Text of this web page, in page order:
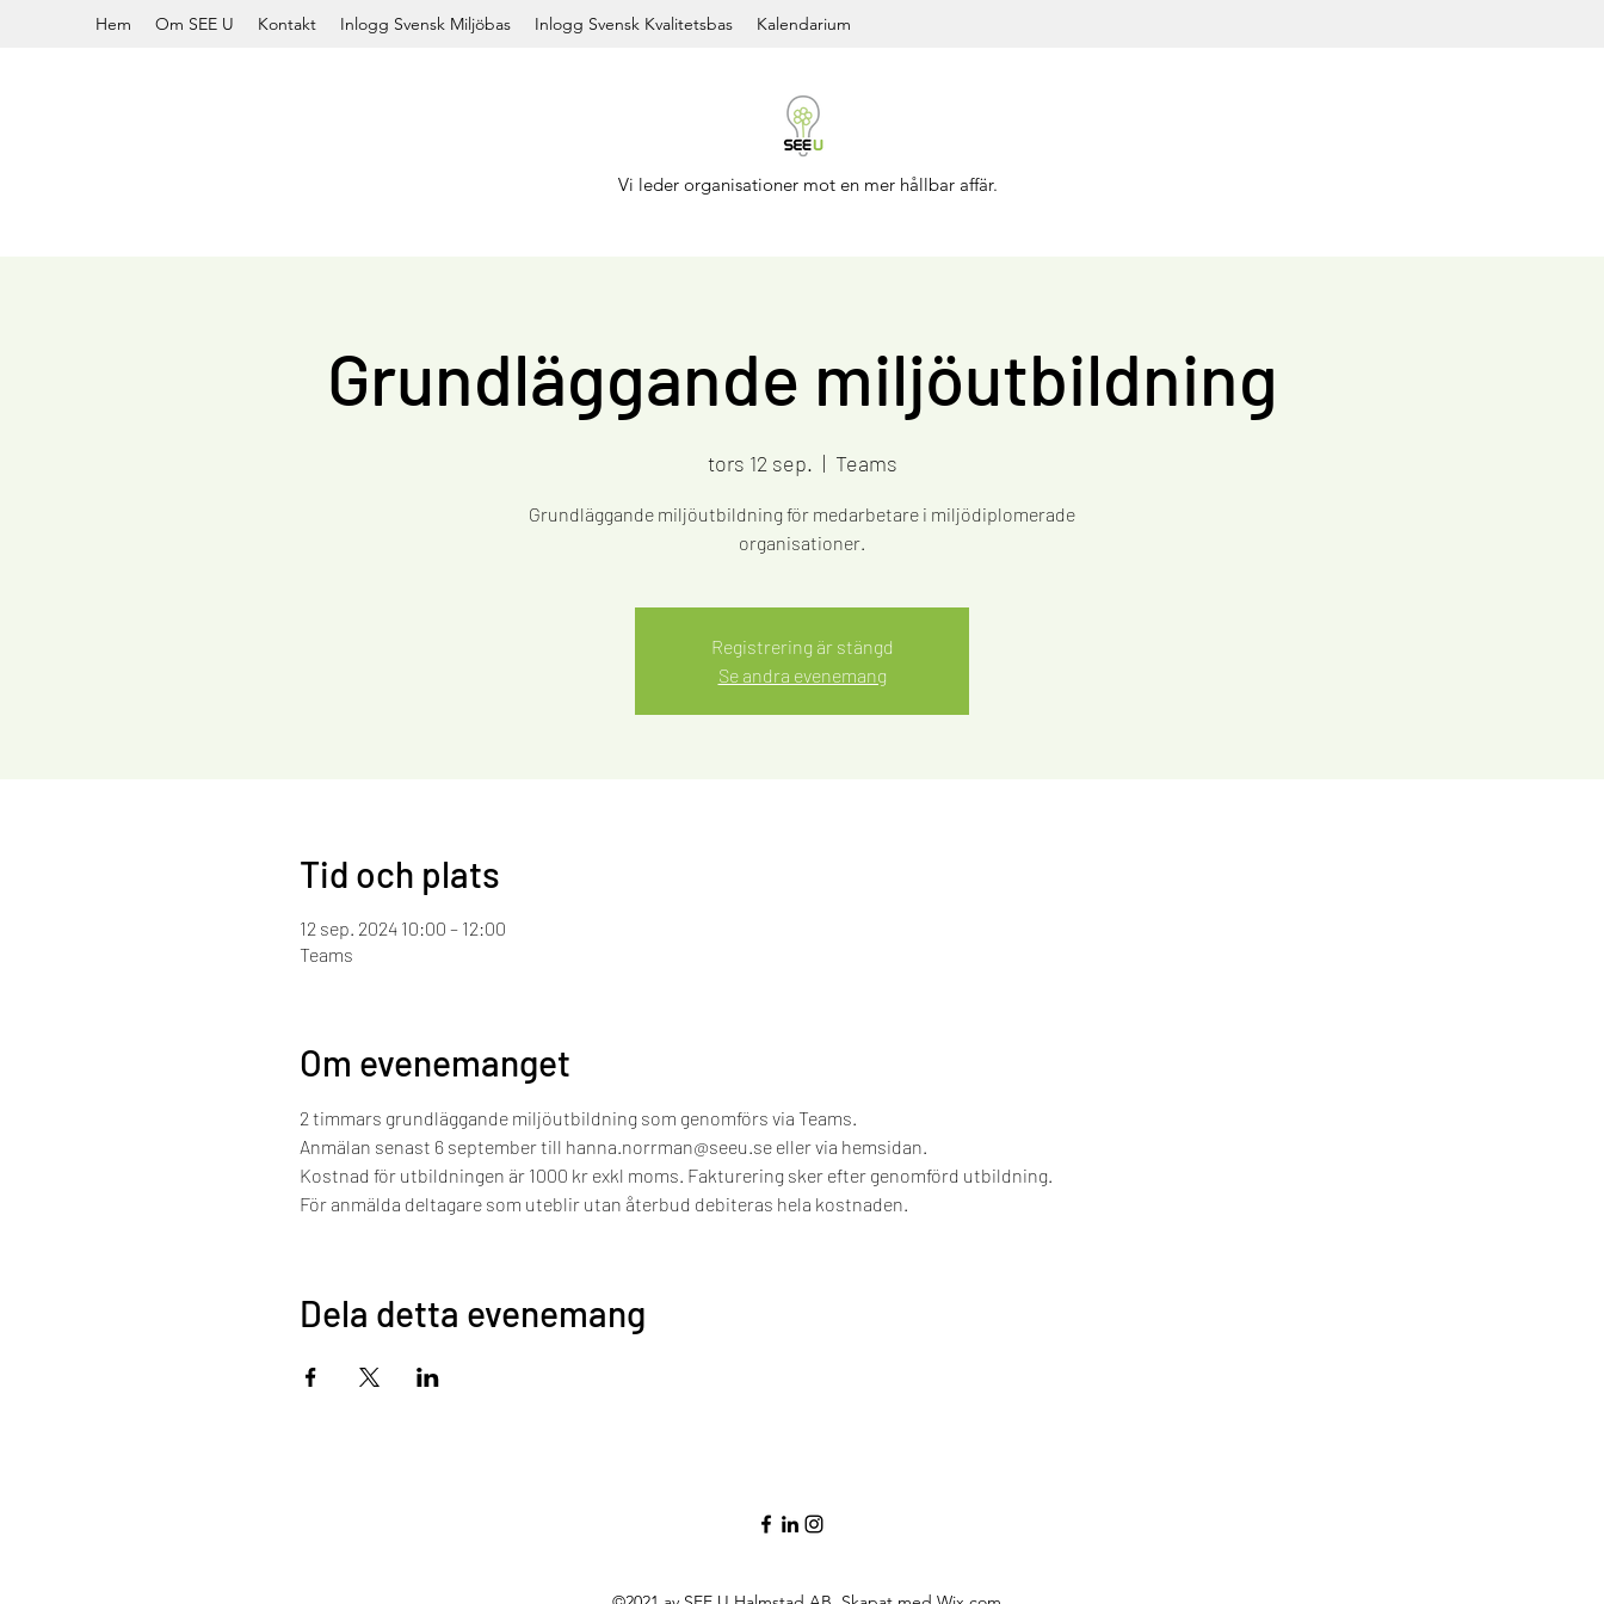
Hem Om SEE U Kontakt Inlogg Svensk Miljöbas Inlogg Svensk Kvalitetsbas Kalendarium
Vi leder organisationer mot en mer hållbar affär.
Grundläggande miljöutbildning
tors 12 sep.
  |
Teams
Grundläggande miljöutbildning för medarbetare i miljödiplomerade
Registrering är stängd
Se andra evenemang
Tid och plats
12 sep. 2024 10:00 – 12:00
Teams
Om evenemanget
2 timmars grundläggande miljöutbildning som genomförs via Teams.
Anmälan senast 6 september till hanna.norrman@seeu.se eller via hemsidan.
Kostnad för utbildningen är 1000 kr exkl moms. Fakturering sker efter genomförd utbildning.
För anmälda deltagare som uteblir utan återbud debiteras hela kostnaden.
Dela detta evenemang